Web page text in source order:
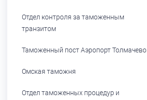
Отдел контроля за таможенным
транзитом
Таможенный пост Аэропорт Толмачево
Омская таможня
Отдел таможенных процедур и